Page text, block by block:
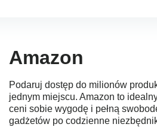
Amazon
Podaruj dostęp do milionów
jednym miejscu. Amazon to
ceni sobie wygodę i pełną
gadżetów po codzienne